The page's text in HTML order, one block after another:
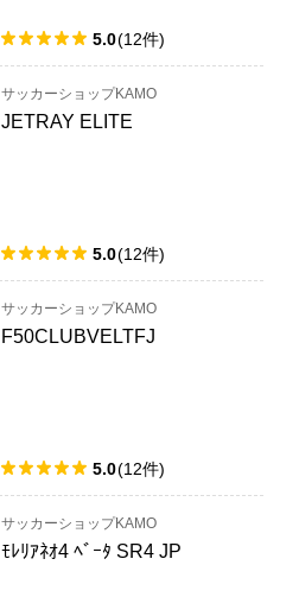
5.0(12件)
サッカーショップKAMO
JETRAY ELITE
5.0(12件)
サッカーショップKAMO
F50CLUBVELTFJ
5.0(12件)
サッカーショップKAMO
ﾓﾚﾘｱﾈｵ4 ﾍﾞｰﾀ SR4 JP